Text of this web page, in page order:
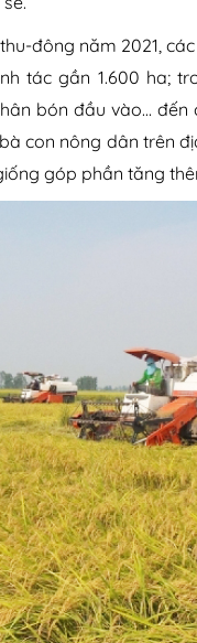
đông năm 2021,
tác gần 1.600 ha;
bón đầu vào… đến
con nông dân trên
góp phần tăng